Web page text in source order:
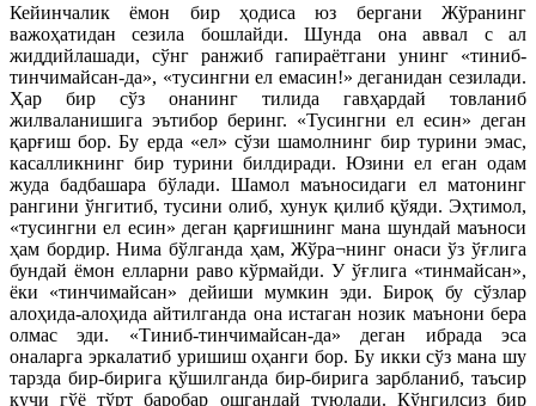
Кейинчалик ёмон бир ҳодиса юз бергани Жўранинг
важоҳатидан сезила бошлайди. Шунда она аввал с ал
жиддийлашади, сўнг ранжиб гапираётгани унинг «тиниб-
тинчимайсан-да», «тусингни ел емасин!» деганидан сезилади.
Ҳар бир сўз онанинг тилида гавҳардай товланиб
жилваланишига эътибор беринг. «Тусингни ел есин» деган
қарғиш бор. Бу ерда «ел» сўзи шамолнинг бир турини эмас,
касалликнинг бир турини билдиради. Юзини ел еган одам
жуда бадбашара бўлади. Шамол маъносидаги ел матонинг
рангини ўнгитиб, тусини олиб, хунук қилиб қўяди. Эҳтимол,
«тусингни ел есин» деган қарғишнинг мана шундай маъноси
ҳам бордир. Нима бўлганда ҳам, Жўра¬нинг онаси ўз ўғлига
бундай ёмон елларни раво кўрмайди. У ўғлига «тинмайсан»,
ёки «тинчимайсан» дейиши мумкин эди. Бироқ бу сўзлар
алоҳида-алоҳида айтилганда она истаган нозик маънони бера
олмас эди. «Тиниб-тинчимайсан-да» деган ибрада эса
оналарга эркалатиб уришиш оҳанги бор. Бу икки сўз мана шу
тарзда бир-бирига қўшилганда бир-бирига зарбланиб, таъсир
кучи гўё тўрт баробар ошгандай туюлади. Кўнгилсиз бир